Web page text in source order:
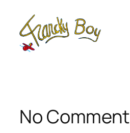
contenu
No Comment